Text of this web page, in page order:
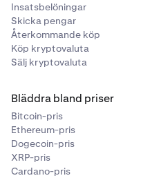
Insatsbelöningar
Skicka pengar
Återkommande köp
Köp kryptovaluta
Sälj kryptovaluta
Bläddra bland priser
Bitcoin-pris
Ethereum-pris
Dogecoin-pris
XRP-pris
Cardano-pris